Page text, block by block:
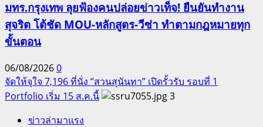
มทร.กรุงเทพ ลุยฟ้องคนปล่อยข่าวเท็จ! ยืนยันทำงาน
สุจริต โต้ชัด MOU-หลักสูตร-วีซ่า ทำตามกฎหมายทุก
ขั้นตอน
06/08/20260
จัดให้จุใจ 7,196 ที่นั่ง “สวนสุนันทา” เปิดรั้วรับ รอบที่ 1
Portfolio เริ่ม 15 ส.ค.นี้
3
ข่าวล่ามาแรง